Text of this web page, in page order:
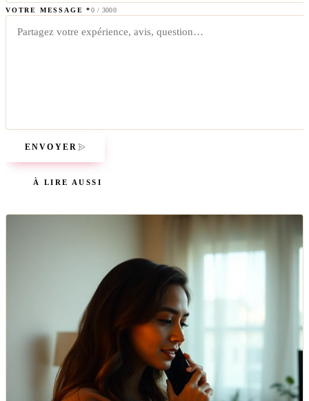
VOTRE MESSAGE *0 / 3000
ENVOYER
À LIRE AUSSI